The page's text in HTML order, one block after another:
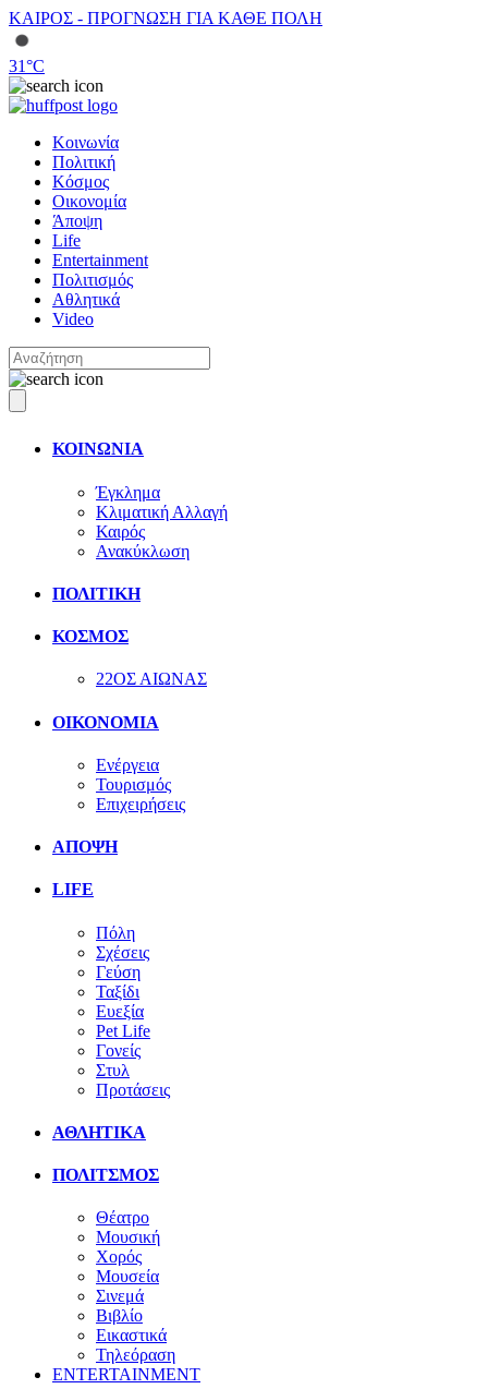
ΚΑΙΡΟΣ - ΠΡΟΓΝΩΣΗ ΓΙΑ ΚΑΘΕ ΠΟΛΗ
31°C
Κοινωνία
Πολιτική
Κόσμος
Οικονομία
Άποψη
Life
Entertainment
Πολιτισμός
Αθλητικά
Video
ΚΟΙΝΩΝΙΑ
Έγκλημα
Κλιματική Αλλαγή
Καιρός
Ανακύκλωση
ΠΟΛΙΤΙΚΗ
ΚΟΣΜΟΣ
22ΟΣ ΑΙΩΝΑΣ
ΟΙΚΟΝΟΜΙΑ
Ενέργεια
Τουρισμός
Επιχειρήσεις
ΑΠΟΨΗ
LIFE
Πόλη
Σχέσεις
Γεύση
Ταξίδι
Ευεξία
Pet Life
Γονείς
Στυλ
Προτάσεις
ΑΘΛΗΤΙΚΑ
ΠΟΛΙΤΣΜΟΣ
Θέατρο
Μουσική
Χορός
Μουσεία
Σινεμά
Βιβλίο
Εικαστικά
Τηλεόραση
ENTERTAINMENT